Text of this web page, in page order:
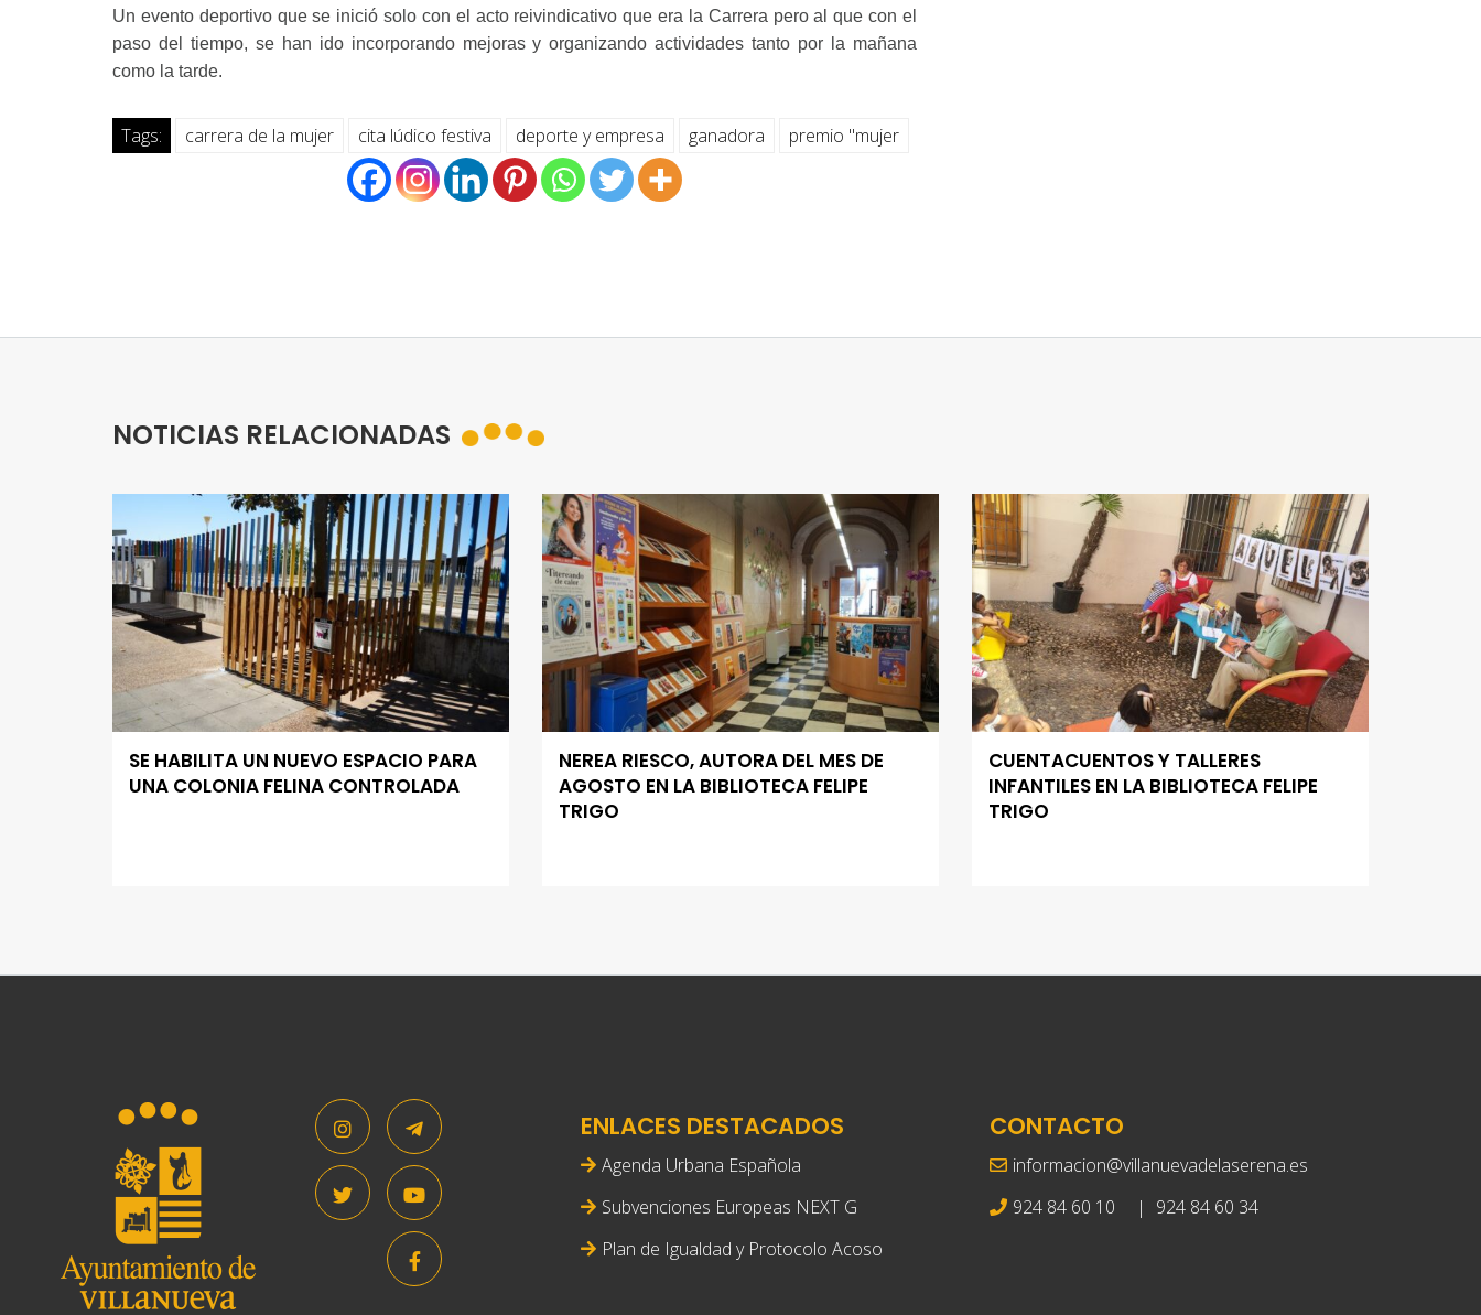
Un evento deportivo que se inició solo con el acto reivindicativo que era la Carrera pero al que con el
paso del tiempo, se han ido incorporando mejoras y organizando actividades tanto por la mañana
como la tarde.
Tags: carrera de la mujer cita lúdico festiva deporte y empresa ganadora premio "mujer
NOTICIAS RELACIONADAS
SE HABILITA UN NUEVO ESPACIO PARA
UNA COLONIA FELINA CONTROLADA
NEREA RIESCO, AUTORA DEL MES DE
AGOSTO EN LA BIBLIOTECA FELIPE
TRIGO
CUENTACUENTOS Y TALLERES
INFANTILES EN LA BIBLIOTECA FELIPE
TRIGO
ENLACES DESTACADOS
Agenda Urbana Española
Subvenciones Europeas NEXT G
Plan de Igualdad y Protocolo Acoso
CONTACTO
informacion@villanuevadelaserena.es
924 84 60 10
| 924 84 60 34